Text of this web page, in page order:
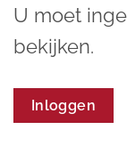
U moet
bekijken.
Inloggen